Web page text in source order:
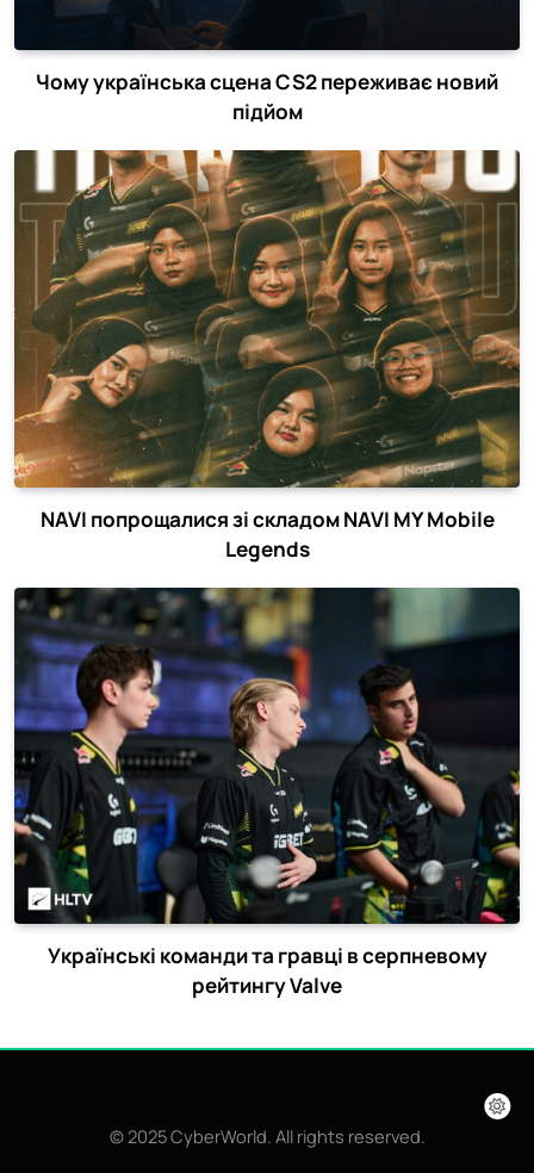
Чому українська сцена CS2 переживає новий
підйом
NAVI попрощалися зі складом NAVI MY Mobile
Legends
Українські команди та гравці в серпневому
рейтингу Valve
© 2025 CyberWorld. All rights reserved.